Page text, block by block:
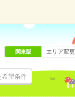
希望条件
関東版 エリア変更